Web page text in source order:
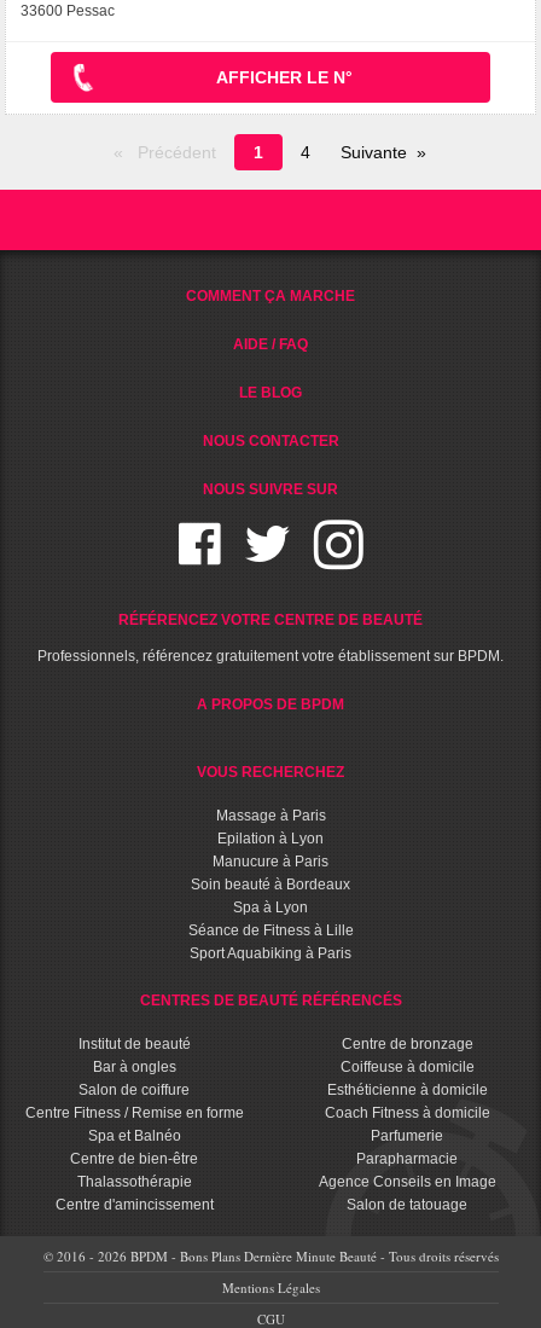
33600 Pessac
AFFICHER LE N°
Précédent
Page
en
1 4 Suivante
COMMENT ÇA MARCHE
AIDE / FAQ
LE BLOG
NOUS CONTACTER
NOUS SUIVRE SUR
RÉFÉRENCEZ VOTRE CENTRE DE BEAUTÉ
Professionnels, référencez gratuitement votre établissement sur BPDM.
A PROPOS DE BPDM
VOUS RECHERCHEZ
Massage à Paris
Epilation à Lyon
Manucure à Paris
Soin beauté à Bordeaux
Spa à Lyon
Séance de Fitness à Lille
Sport Aquabiking à Paris
CENTRES DE BEAUTÉ RÉFÉRENCÉS
Institut de beauté
Bar à ongles
Salon de coiffure
Centre Fitness / Remise en forme
Spa et Balnéo
Centre de bien-être
Thalassothérapie
Centre d'amincissement
Centre de bronzage
Coiffeuse à domicile
Esthéticienne à domicile
Coach Fitness à domicile
Parfumerie
Parapharmacie
Agence Conseils en Image
Salon de tatouage
© 2016 - 2026 BPDM - Bons Plans Dernière Minute Beauté - Tous droits réservés
Mentions Légales
CGU